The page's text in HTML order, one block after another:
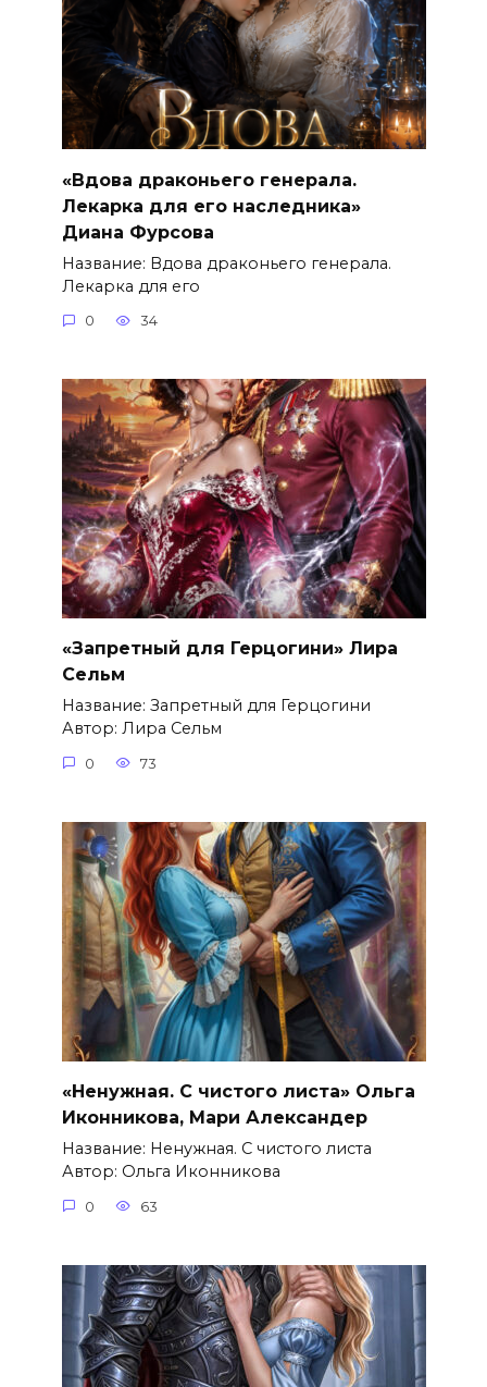
«Вдова драконьего генерала.
Лекарка для его наследника»
Диана Фурсова
Название: Вдова драконьего генерала.
Лекарка для его
0 34
«Запретный для Герцогини» Лира
Сельм
Название: Запретный для Герцогини
Автор: Лира Сельм
0 73
«Ненужная. С чистого листа» Ольга
Иконникова, Мари Александер
Название: Ненужная. С чистого листа
Автор: Ольга Иконникова
0 63